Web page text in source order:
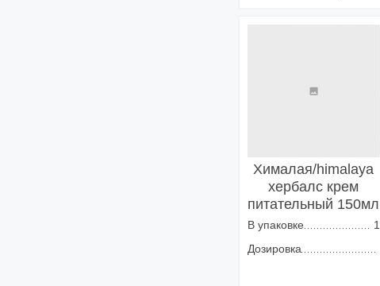
Хималая/himalaya
хербалс крем
питательный 150мл
В упаковке
1
Дозировка